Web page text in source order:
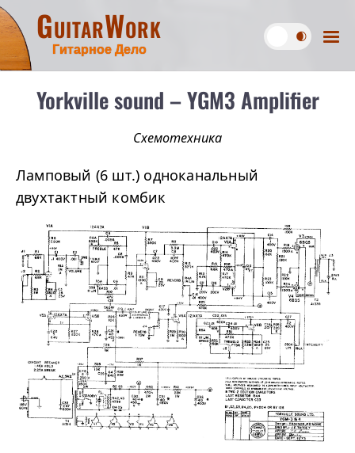
GuitarWork
Гитарное Дело
Yorkville sound – YGM3 Amplifier
Схемотехника
Ламповый (6 шт.) одноканальный
двухтактный комбик